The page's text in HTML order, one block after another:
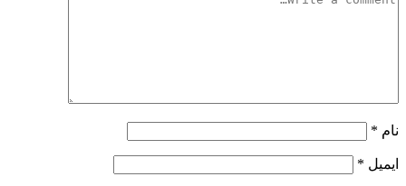
نام *
ایمیل *